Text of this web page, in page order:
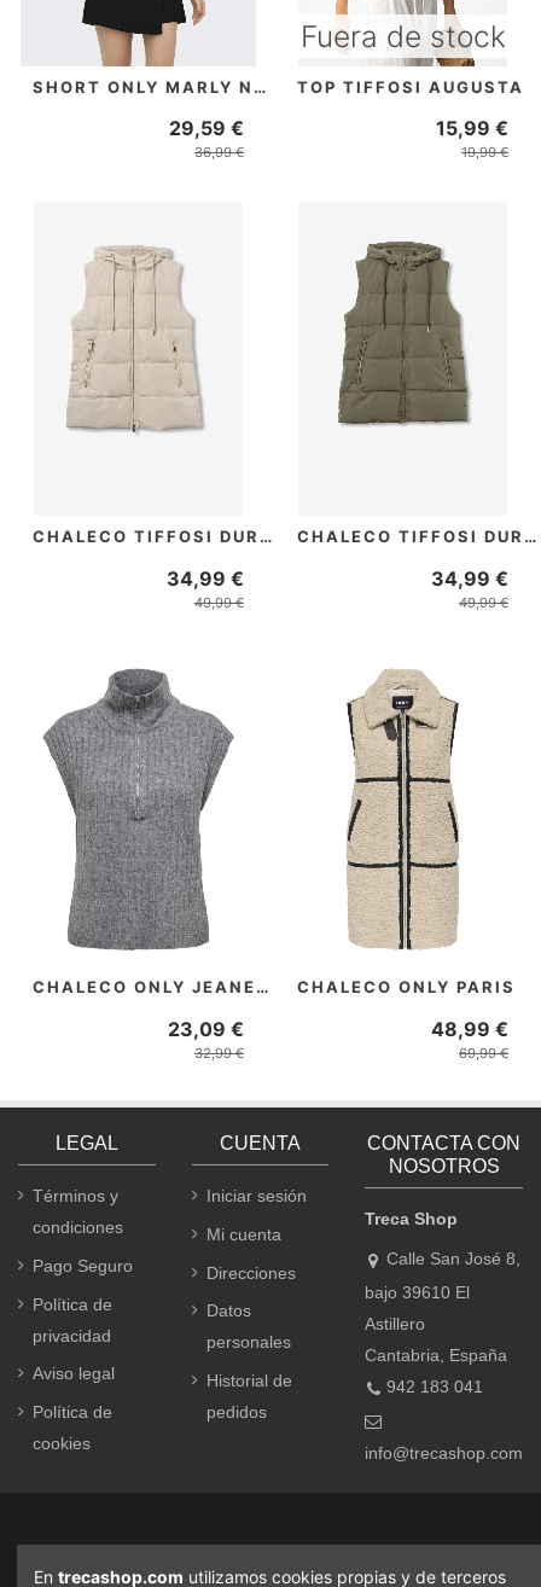
SHORT ONLY MARLY NEGRO
29,59 €
36,99 €
Fuera de stock
TOP TIFFOSI AUGUSTA
15,99 €
19,99 €
CHALECO TIFFOSI DURANDURAN CREMA
34,99 €
49,99 €
CHALECO TIFFOSI DURANDURAN VERDE
34,99 €
49,99 €
PRECIO REBAJADO
CHALECO ONLY JEANETT
23,09 €
32,99 €
PRECIO REBAJADO
CHALECO ONLY PARIS
48,99 €
69,99 €
LEGAL
Términos y
condiciones
Pago Seguro
Política de
privacidad
Aviso legal
Política de
cookies
CUENTA
Iniciar sesión
Mi cuenta
Direcciones
Datos
personales
Historial de
pedidos
CONTACTA CON
NOSOTROS
Treca Shop
Calle San José 8,
bajo 39610 El
Astillero
Cantabria, España
942 183 041
info@trecashop.com
En trecashop.com utilizamos cookies propias y de terceros